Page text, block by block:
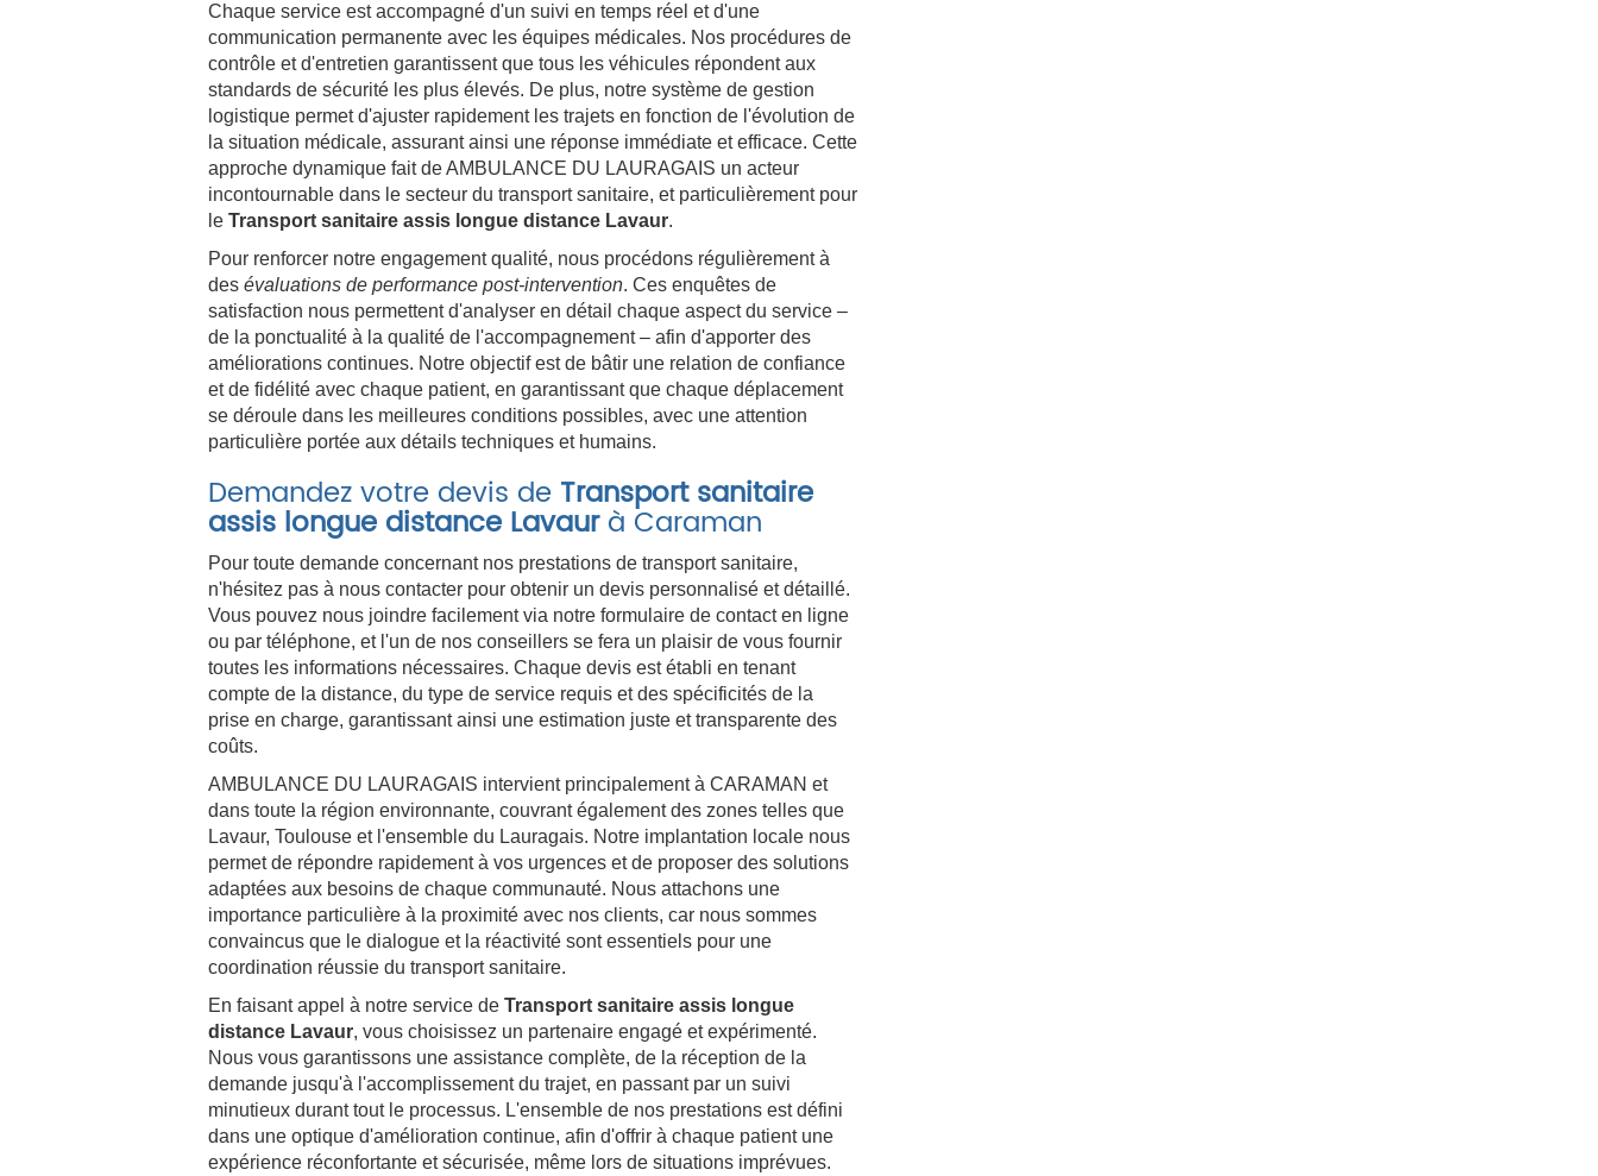
Chaque service est accompagné d'un suivi en temps réel et d'une
communication permanente avec les équipes médicales. Nos procédures de
contrôle et d'entretien garantissent que tous les véhicules répondent aux
standards de sécurité les plus élevés. De plus, notre système de gestion
logistique permet d'ajuster rapidement les trajets en fonction de l'évolution de
la situation médicale, assurant ainsi une réponse immédiate et efficace. Cette
approche dynamique fait de AMBULANCE DU LAURAGAIS un acteur
incontournable dans le secteur du transport sanitaire, et particulièrement pour
le Transport sanitaire assis longue distance Lavaur.
Pour renforcer notre engagement qualité, nous procédons régulièrement à
des évaluations de performance post-intervention. Ces enquêtes de
satisfaction nous permettent d'analyser en détail chaque aspect du service –
de la ponctualité à la qualité de l'accompagnement – afin d'apporter des
améliorations continues. Notre objectif est de bâtir une relation de confiance
et de fidélité avec chaque patient, en garantissant que chaque déplacement
se déroule dans les meilleures conditions possibles, avec une attention
particulière portée aux détails techniques et humains.
Demandez votre devis de Transport sanitaire
assis longue distance Lavaurà Caraman
Pour toute demande concernant nos prestations de transport sanitaire,
n'hésitez pas à nous contacter pour obtenir un devis personnalisé et détaillé.
Vous pouvez nous joindre facilement via notre formulaire de contact en ligne
ou par téléphone, et l'un de nos conseillers se fera un plaisir de vous fournir
toutes les informations nécessaires. Chaque devis est établi en tenant
compte de la distance, du type de service requis et des spécificités de la
prise en charge, garantissant ainsi une estimation juste et transparente des
coûts.
AMBULANCE DU LAURAGAIS intervient principalement à CARAMAN et
dans toute la région environnante, couvrant également des zones telles que
Lavaur, Toulouse et l'ensemble du Lauragais. Notre implantation locale nous
permet de répondre rapidement à vos urgences et de proposer des solutions
adaptées aux besoins de chaque communauté. Nous attachons une
importance particulière à la proximité avec nos clients, car nous sommes
convaincus que le dialogue et la réactivité sont essentiels pour une
coordination réussie du transport sanitaire.
En faisant appel à notre service de Transport sanitaire assis longue
distance Lavaur, vous choisissez un partenaire engagé et expérimenté.
Nous vous garantissons une assistance complète, de la réception de la
demande jusqu'à l'accomplissement du trajet, en passant par un suivi
minutieux durant tout le processus. L'ensemble de nos prestations est défini
dans une optique d'amélioration continue, afin d'offrir à chaque patient une
expérience réconfortante et sécurisée, même lors de situations imprévues.